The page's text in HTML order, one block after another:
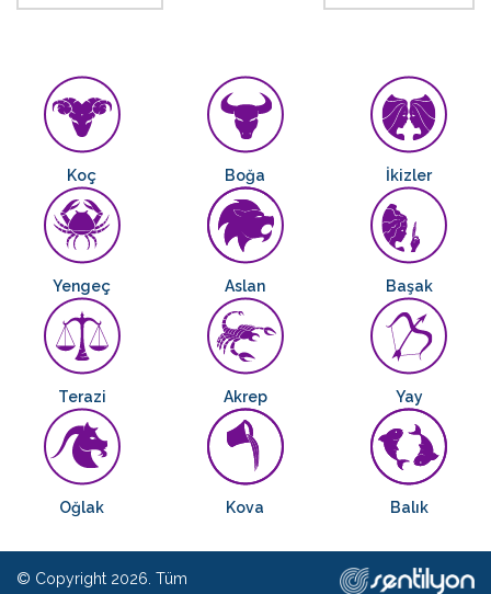
Koç Boğa İkizler
Yengeç Aslan Başak
Terazi Akrep Yay
Oğlak Kova Balık
© Copyright 2026. Tüm